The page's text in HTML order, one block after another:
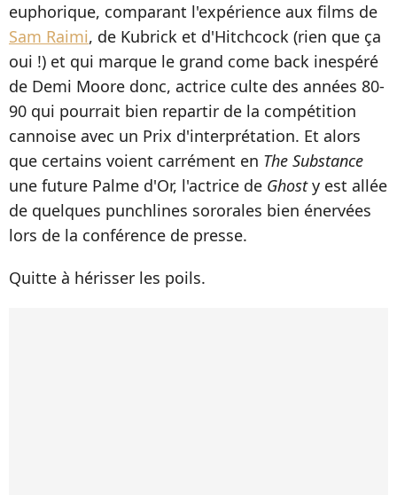
euphorique, comparant l'expérience aux films de
Sam Raimi, de Kubrick et d'Hitchcock (rien que ça
oui !) et qui marque le grand come back inespéré
de Demi Moore donc, actrice culte des années 80-
90 qui pourrait bien repartir de la compétition
cannoise avec un Prix d'interprétation. Et alors
que certains voient carrément en The Substance
une future Palme d'Or, l'actrice de Ghosty est allée
de quelques punchlines sororales bien énervées
lors de la conférence de presse.
Quitte à hérisser les poils.